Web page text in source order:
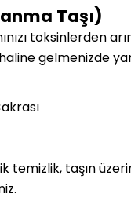
Taşı)
toksinlerden
gelmenizde
temizlik, taşın